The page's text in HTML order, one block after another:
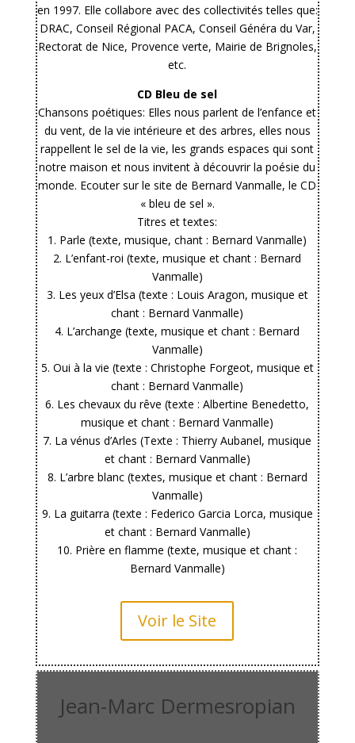
en 1997. Elle collabore avec des collectivités telles que:
DRAC, Conseil Régional PACA, Conseil Généra du Var,
Rectorat de Nice, Provence verte, Mairie de Brignoles,
etc.
CD Bleu de sel
Chansons poétiques: Elles nous parlent de l’enfance et
du vent, de la vie intérieure et des arbres, elles nous
rappellent le sel de la vie, les grands espaces qui sont
notre maison et nous invitent à découvrir la poésie du
monde. Ecouter sur le site de Bernard Vanmalle, le CD
« bleu de sel ».
Titres et textes:
1. Parle (texte, musique, chant : Bernard Vanmalle)
2. L’enfant-roi (texte, musique et chant : Bernard
Vanmalle)
3. Les yeux d’Elsa (texte : Louis Aragon, musique et
chant : Bernard Vanmalle)
4. L’archange (texte, musique et chant : Bernard
Vanmalle)
5. Oui à la vie (texte : Christophe Forgeot, musique et
chant : Bernard Vanmalle)
6. Les chevaux du rêve (texte : Albertine Benedetto,
musique et chant : Bernard Vanmalle)
7. La vénus d’Arles (Texte : Thierry Aubanel, musique
et chant : Bernard Vanmalle)
8. L’arbre blanc (textes, musique et chant : Bernard
Vanmalle)
9. La guitarra (texte : Federico Garcia Lorca, musique
et chant : Bernard Vanmalle)
10. Prière en flamme (texte, musique et chant :
Bernard Vanmalle)
Voir le Site
Jean-Marc Dermesropian